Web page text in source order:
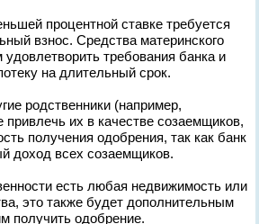
процентной ставке требуется
взнос. Средства материнского
удовлетворить требования банка и
на длительный срок.
родственники (например,
их в качестве созаемщиков,
получения одобрения, так как банк
доход всех созаемщиков.
есть любая недвижимость или
это также будет дополнительным
получить одобрение.